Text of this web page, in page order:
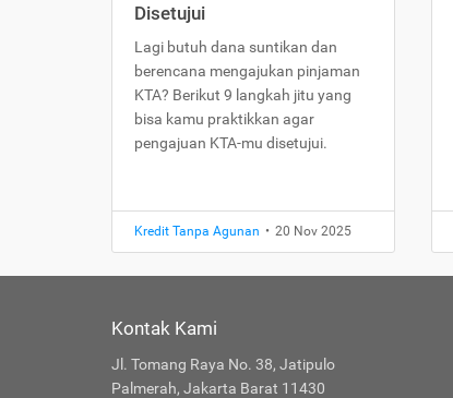
Disetujui
Lagi butuh dana suntikan dan
berencana mengajukan pinjaman
KTA? Berikut 9 langkah jitu yang
bisa kamu praktikkan agar
pengajuan KTA-mu disetujui.
Kredit Tanpa Agunan • 20 Nov 2025
Kontak Kami
Jl. Tomang Raya No. 38, Jatipulo
Palmerah, Jakarta Barat 11430